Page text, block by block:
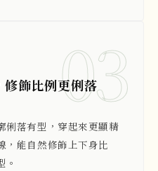
03
修飾比例更俐落
俐落有型，穿起來更顯精
，能自然修飾上下身比
。